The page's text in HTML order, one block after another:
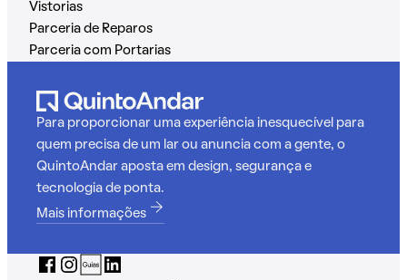
Vistorias
Parceria de Reparos
Parceria com Portarias
Para proporcionar uma experiência inesquecível para
quem precisa de um lar ou anuncia com a gente, o
QuintoAndar aposta em design, segurança e
tecnologia de ponta.
Mais informações